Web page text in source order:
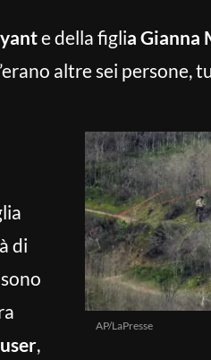
e della figlia Gianna
altre sei persone,
AP/LaPresse
di
,